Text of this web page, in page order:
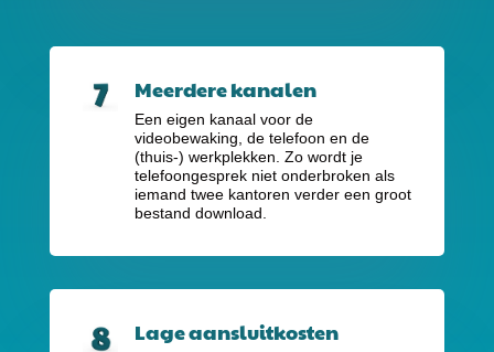
Meerdere kanalen
Een eigen kanaal voor de
videobewaking, de telefoon en de
(thuis-) werkplekken. Zo wordt je
telefoongesprek niet onderbroken als
iemand twee kantoren verder een groot
bestand download.
Lage aansluitkosten